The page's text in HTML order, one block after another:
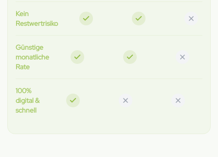
Kein
Restwertrisiko
Günstige
monatliche
Rate
100%
digital &
schnell